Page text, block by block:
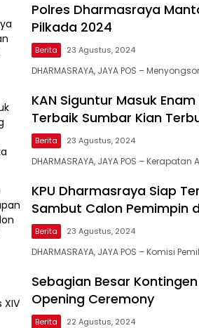
Polres Dharmasraya
Pilkada 2024
Berita 23 Agustus, 2024
DHARMASRAYA, JAYA POS –
KAN Siguntur Masuk
Terbaik Sumbar Kian
Berita 23 Agustus, 2024
DHARMASRAYA, JAYA POS –
KPU Dharmasraya Siap
Sambut Calon Pemimpin
Berita 23 Agustus, 2024
DHARMASRAYA, JAYA POS – Komisi
Sebagian Besar
Opening Ceremony
Berita 22 Agustus, 2024